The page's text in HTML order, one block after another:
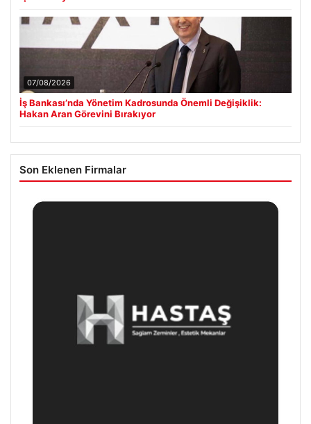
07/08/2026
İş Bankası’nda Yönetim Kadrosunda Önemli Değişiklik:
Hakan Aran Görevini Bırakıyor
Son Eklenen Firmalar